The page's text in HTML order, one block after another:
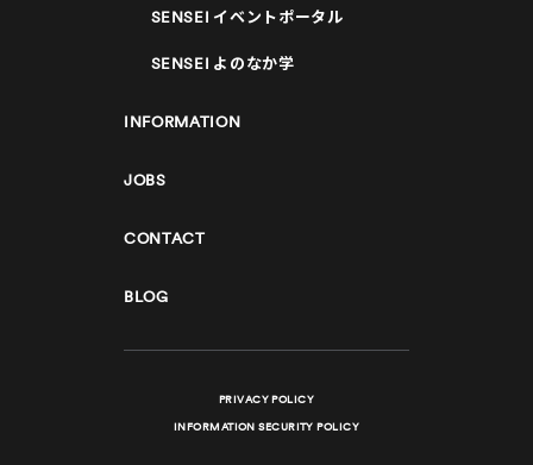
SENSEI イベントポータル
SENSEI よのなか学
INFORMATION
JOBS
CONTACT
BLOG
PRIVACY POLICY
INFORMATION SECURITY POLICY